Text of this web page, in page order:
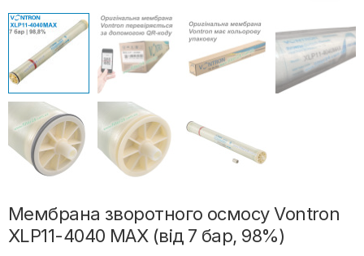
Мембрана зворотного осмосу Vontron
XLP11-4040 MAX (від 7 бар, 98%)